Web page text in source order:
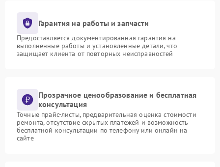
Гарантия на работы и запчасти
Предоставляется документированная гарантия на
выполненные работы и установленные детали, что
защищает клиента от повторных неисправностей
Прозрачное ценообразование и бесплатная
консультация
Точные прайс-листы, предварительная оценка стоимости
ремонта, отсутствие скрытых платежей и возможность
бесплатной консультации по телефону или онлайн на
сайте